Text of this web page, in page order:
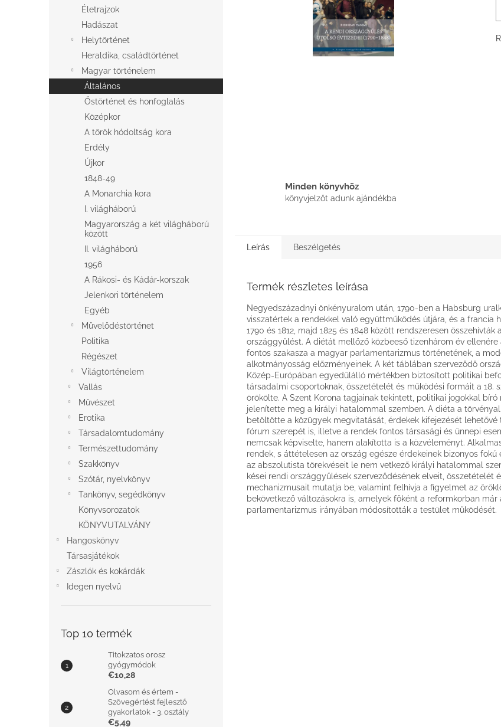
Életrajzok
Hadászat
Helytörténet
Heraldika, családtörténet
Magyar történelem
Általános
Őstörténet és honfoglalás
Középkor
A török hódoltság kora
Erdély
Újkor
1848-49
A Monarchia kora
I. világháború
Magyarország a két világháború
között
II. világháború
1956
A Rákosi- és Kádár-korszak
Jelenkori történelem
Egyéb
Művelődéstörténet
Politika
Régészet
Világtörténelem
Vallás
Művészet
Erotika
Társadalomtudomány
Természettudomány
Szakkönyv
Szótár, nyelvkönyv
Tankönyv, segédkönyv
Könyvsorozatok
KÖNYVUTALVÁNY
Hangoskönyv
Társasjátékok
Zászlók és kokárdák
Idegen nyelvű
Top 10 termék
Titokzatos orosz
gyógymódok
€10,28
Olvasom és értem -
Szövegértést fejlesztő
gyakorlatok - 3. osztály
€5,49
Minden könyvhöz
könyvjelzőt adunk ajándékba
Leírás Beszélgetés
Termék részletes leírása
Negyedszázadnyi önkényuralom után, 1790-ben a Habsburg
visszatértek a rendekkel való együttműködés útjára, és a francia
1790 és 1812, majd 1825 és 1848 között rendszeresen összehívták
országgyűlést. A diétát mellőző közbeeső tizenhárom év ellenére
fontos szakasza a magyar parlamentarizmus történetének, a
alkotmányosság előzményeinek. A két táblában szerveződő
Közép-Európában egyedülálló mértékben biztosított politikai
társadalmi csoportoknak, összetételét és működési formáit a 18.
örökölte. A Szent Korona tagjainak tekintett, politikai jogokkal bíró
jelenítette meg a királyi hatalommal szemben. A diéta a
betöltötte a közügyek megvitatását, érdekek kifejezését lehetővé
fórum szerepét is, illetve a rendek fontos társasági és ünnepi
nemcsak képviselte, hanem alakította is a közvéleményt.
rendek, s áttételesen az ország egésze érdekeinek bizonyos fokú
az abszolutista törekvéseit le nem vetkező királyi hatalommal
kései rendi országgyűlések szerveződésének elveit, összetételét
mechanizmusait mutatja be, valamint felhívja a figyelmet az
bekövetkező változásokra is, amelyek főként a reformkorban már
parlamentarizmus irányában módosították a testület működését.